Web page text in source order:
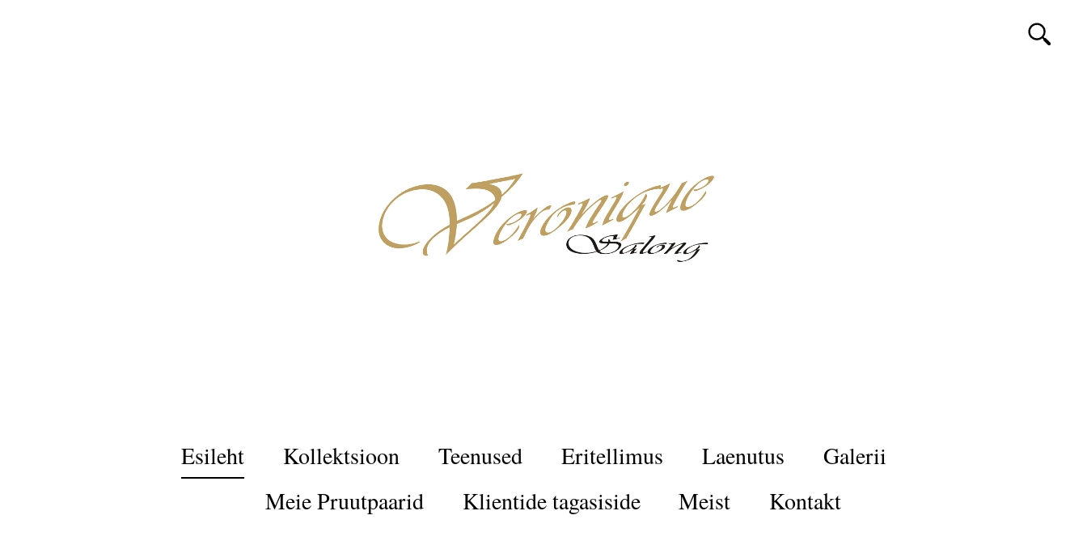
Esileht Kollektsioon Teenused Eritellimus Laenutus
Galerii
Meie Pruutpaarid
Klientide tagasiside Meist Kontakt